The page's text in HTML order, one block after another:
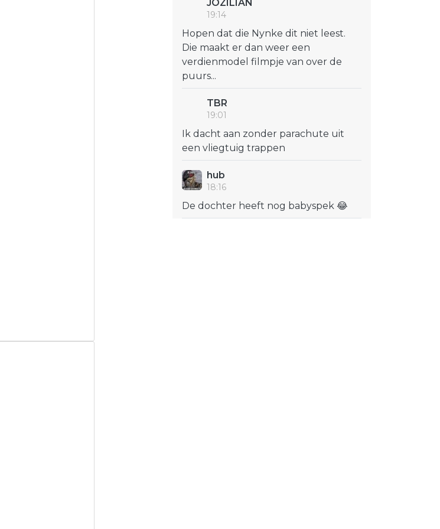
JOZILIAN
19:14
Hopen dat die Nynke dit niet leest.
Die maakt er dan weer een
verdienmodel filmpje van over de
puurs...
TBR
19:01
Ik dacht aan zonder parachute uit
een vliegtuig trappen
hub
18:16
De dochter heeft nog babyspek 😂